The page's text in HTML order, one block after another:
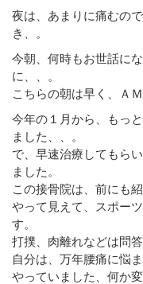
夜は、あまりに痛むの
き、。
今朝、何時もお世話に
に、、。
こちらの朝は早く、Ａ
今年の１月から、もっ
ました、、。
で、早速治療してもら
ました。
この接骨院は、前にも
やって見えて、スポー
す。
打撲、肉離れなどは問
自分は、万年腰痛に悩
やっていました、何か